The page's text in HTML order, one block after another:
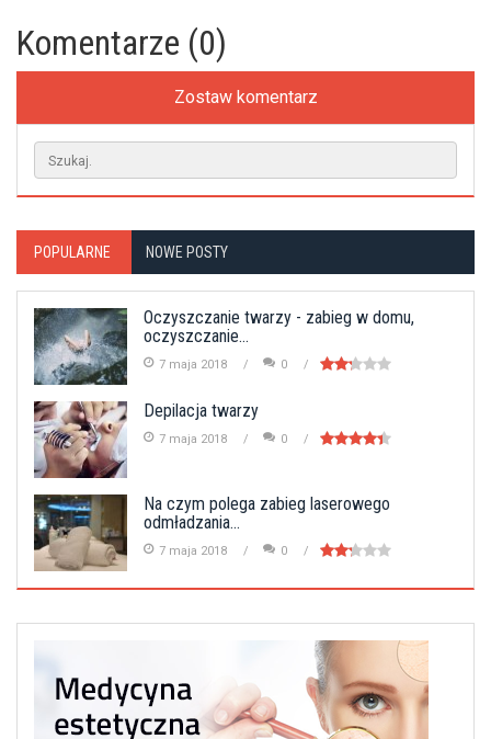
Komentarze (0)
Zostaw komentarz
POPULARNE NOWE POSTY
Oczyszczanie twarzy - zabieg w domu,
oczyszczanie...
7 maja 2018 0
Depilacja twarzy
7 maja 2018 0
Na czym polega zabieg laserowego
odmładzania...
7 maja 2018 0